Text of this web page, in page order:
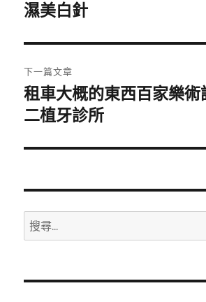
導
覽
一
文
章:
濕美白針
下一篇文章
下
一
文
租車大概的東西百家樂術
二植牙診所
搜
尋
鍵